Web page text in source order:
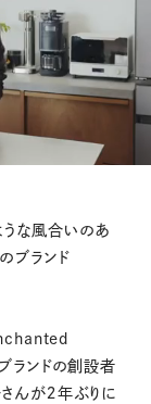
M
うな風合いのあ
ブランド
ランドの創設者
んが２年ぶりに